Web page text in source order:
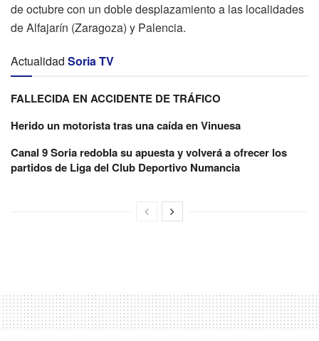
de octubre con un doble desplazamiento a las localidades
de Alfajarín (Zaragoza) y Palencia.
Actualidad Soria TV
FALLECIDA EN ACCIDENTE DE TRÁFICO
Herido un motorista tras una caída en Vinuesa
Canal 9 Soria redobla su apuesta y volverá a ofrecer los
partidos de Liga del Club Deportivo Numancia